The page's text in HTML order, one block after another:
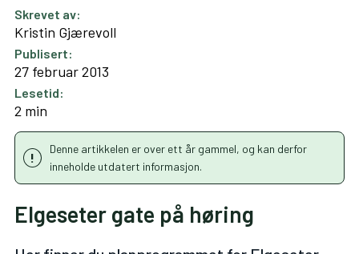
Skrevet av:
Kristin Gjærevoll
Publisert:
27 februar 2013
Lesetid:
2 min
Denne artikkelen er over ett år gammel, og kan derfor
inneholde utdatert informasjon.
Elgeseter gate på høring